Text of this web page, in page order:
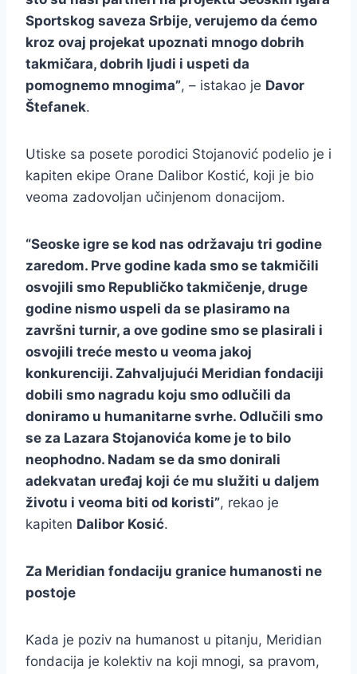
Sportskog saveza Srbije, verujemo da ćemo
kroz ovaj projekat upoznati mnogo dobrih
takmičara, dobrih ljudi i uspeti da
pomognemo mnogima”, – istakao je Davor
Štefanek.
Utiske sa posete porodici Stojanović podelio je i
kapiten ekipe Orane Dalibor Kostić, koji je bio
veoma zadovoljan učinjenom donacijom.
“Seoske igre se kod nas održavaju tri godine
zaredom. Prve godine kada smo se takmičili
osvojili smo Republičko takmičenje, druge
godine nismo uspeli da se plasiramo na
završni turnir, a ove godine smo se plasirali i
osvojili treće mesto u veoma jakoj
konkurenciji. Zahvaljujući Meridian fondaciji
dobili smo nagradu koju smo odlučili da
doniramo u humanitarne svrhe. Odlučili smo
se za Lazara Stojanovića kome je to bilo
neophodno. Nadam se da smo donirali
adekvatan uređaj koji će mu služiti u daljem
životu i veoma biti od koristi”, rekao je
kapiten Dalibor Kosić.
Za Meridian fondaciju granice humanosti ne
postoje
Kada je poziv na humanost u pitanju, Meridian
fondacija je kolektiv na koji mnogi, sa pravom,